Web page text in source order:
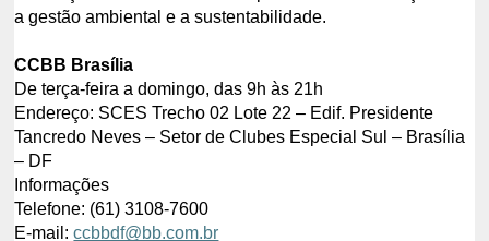
a gestão ambiental e a sustentabilidade.
CCBB Brasília
De terça-feira a domingo, das 9h às 21h
Endereço: SCES Trecho 02 Lote 22 – Edif. Presidente
Tancredo Neves – Setor de Clubes Especial Sul – Brasília
– DF
Informações
Telefone: (61) 3108-7600
E-mail:ccbbdf@bb.com.br